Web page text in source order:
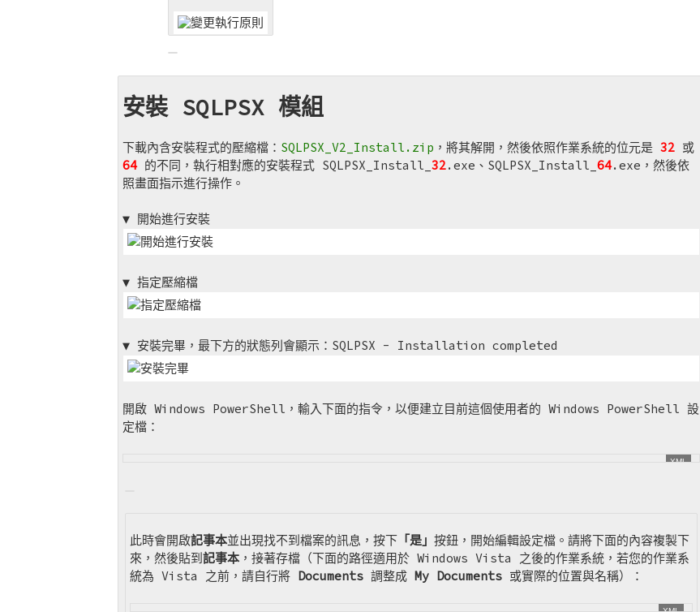
安裝 SQLPSX 模組
下載內含安裝程式的壓縮檔： SQLPSX_V2_Install.zip ，將其解開，然後依照作業系統的位元是 32 或
64的不同，執行相對應的安裝程式 SQLPSX_Install_ 32.exe、SQLPSX_Install_ 64.exe，然後依
照畫面指示進行操作。
▼ 開始進行安裝
▼ 指定壓縮檔
▼ 安裝完畢，最下方的狀態列會顯示：SQLPSX - Installation completed
開啟 Windows PowerShell，輸入下面的指令，以便建立目前這個使用者的 Windows PowerShell 設
定檔：
此時會開啟記事本並出現找不到檔案的訊息，按下 「是」 按鈕，開始編輯設定檔。請將下面的內容複製下
來，然後貼到記事本 ，接著存檔（下面的路徑適用於 Windows Vista 之後的作業系統，若您的作業系
統為 Vista 之前，請自行將 Documents 調整成 My Documents 或實際的位置與名稱）：